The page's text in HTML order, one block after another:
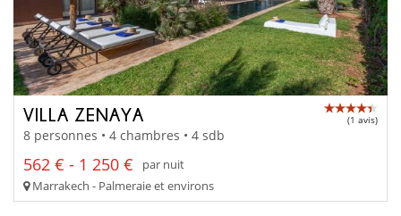
VILLA ZENAYA (1 avis)
8 personnes • 4 chambres • 4 sdb
562 € - 1 250 €
par nuit
Marrakech - Palmeraie et environs